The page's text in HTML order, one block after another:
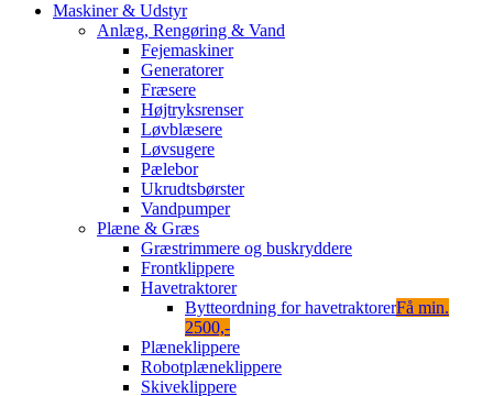
Maskiner & Udstyr
Anlæg, Rengøring & Vand
Fejemaskiner
Generatorer
Fræsere
Højtryksrenser
Løvblæsere
Løvsugere
Pælebor
Ukrudtsbørster
Vandpumper
Plæne & Græs
Græstrimmere og buskryddere
Frontklippere
Havetraktorer
Bytteordning for havetraktorerFå min.
2500,-
Plæneklippere
Robotplæneklippere
Skiveklippere